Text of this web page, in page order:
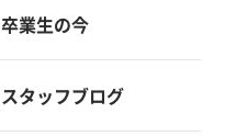
卒業生の今
スタッフブログ